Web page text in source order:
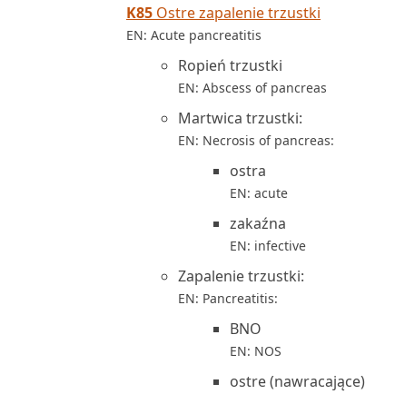
K85 Ostre zapalenie trzustki
EN: Acute pancreatitis
Ropień trzustki
EN: Abscess of pancreas
Martwica trzustki:
EN: Necrosis of pancreas:
ostra
EN: acute
zakaźna
EN: infective
Zapalenie trzustki:
EN: Pancreatitis:
BNO
EN: NOS
ostre (nawracające)